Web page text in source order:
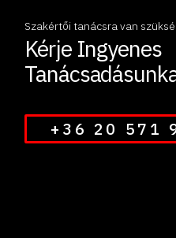
Szakértői tanácsra van
Kérje Ingyenes
+36 20 571